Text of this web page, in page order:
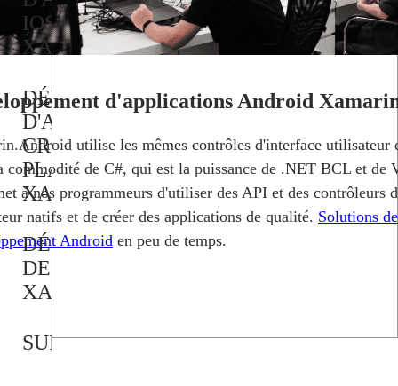
IOS
XAMARIN
DÉVELOPPEMENT
D'APPLICATIONS
CROSS-
PLATFORM
XAMARIN
DÉVELOPPEMENT
DESKTOP
XAMARIN
SUPPORT
d'applications Android
utilise les mêmes contrôles d'interface utilisateur
commodité de C#, qui est la puissance de .NET BCL et de
à nos programmeurs d'utiliser des API et des contrôleurs
natifs et de créer des applications de qualité. Solutions de
Android en peu de temps.